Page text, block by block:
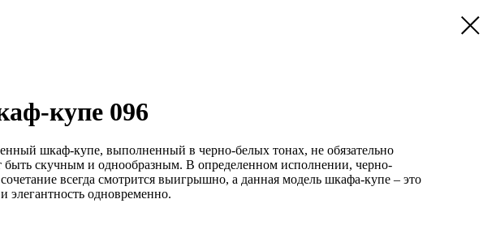
купе 096
шкаф-купе, выполненный в черно-белых тонах, не обязательно
быть скучным и однообразным. В определенном исполнении, черно-
всегда смотрится выигрышно, а данная модель шкафа-купе – это
элегантность одновременно.